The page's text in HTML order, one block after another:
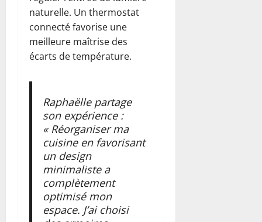
naturelle. Un thermostat
connecté favorise une
meilleure maîtrise des
écarts de température.
Raphaëlle partage
son expérience :
« Réorganiser ma
cuisine en favorisant
un design
minimaliste a
complètement
optimisé mon
espace. J’ai choisi